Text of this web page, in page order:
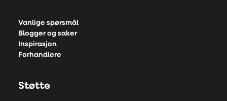
Vanlige spørsmål
Blogger og saker
Inspirasjon
Forhandlere
Støtte